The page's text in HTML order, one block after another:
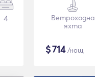
4
Ветроходна
яхта
$714/нощ